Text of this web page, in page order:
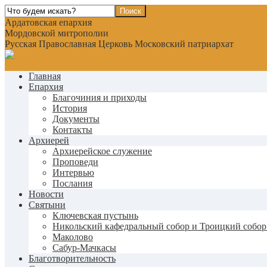
Ардатовская епархия
Мордовской митрополии
Русская Православная Церковь Московский патриархат
Главная
Епархия
Благочиния и приходы
История
Документы
Контакты
Архиерей
Архиерейское служение
Проповеди
Интервью
Послания
Новости
Святыни
Ключевская пустынь
Никольский кафедральный собор и Троицкий собор
Маколово
Сабур-Мачкасы
Благотворительность